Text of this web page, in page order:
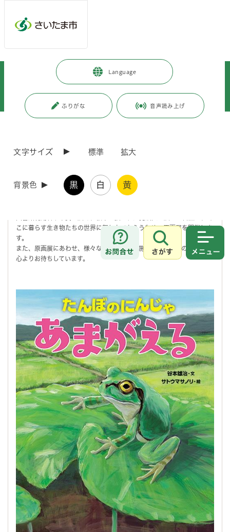
Language
ふりがな 音声読み上げ
文字サイズ 標準 拡大
背景色 黒 白 黄
お問合せ
さがす
市政情報 広報・報道 > 記者への情報提供
>
画展を開催します
（令和5年7月14日発表）春野図書館で『たんぼの
絵本『たんぼのにんじゃあまがえる』(谷本雄治／文 サトウマサノリ／
絵 文溪堂)の表紙の絵は、春野図書館の裏に広がる丸ヶ崎新田を元に描
こに暮らす生き物たちの世界に親しんでもらうため、原画展を開催しま
す。
また、原画展にあわせ、様々なイベントを実施します。皆様のご来館を
心よりお待ちしています。